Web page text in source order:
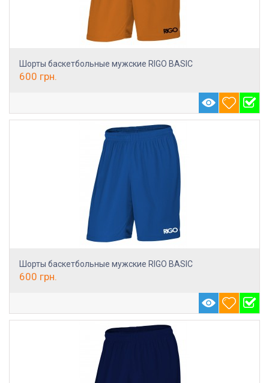
Шорты баскетбольные мужские RIGO BASIC
600 грн.
Шорты баскетбольные мужские RIGO BASIC
600 грн.